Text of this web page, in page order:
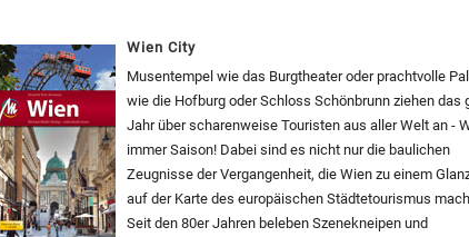
Wien City
Musentempel wie das Burgtheater oder prachtvolle
wie die Hofburg oder Schloss Schönbrunn ziehen das
Jahr über scharenweise Touristen aus aller Welt an -
immer Saison! Dabei sind es nicht nur die baulichen
Zeugnisse der Vergangenheit, die Wien zu einem
auf der Karte des europäischen Städtetourismus
Seit den 80er Jahren beleben Szenekneipen und